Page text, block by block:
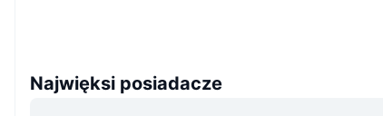
Najwięksi posiadacze